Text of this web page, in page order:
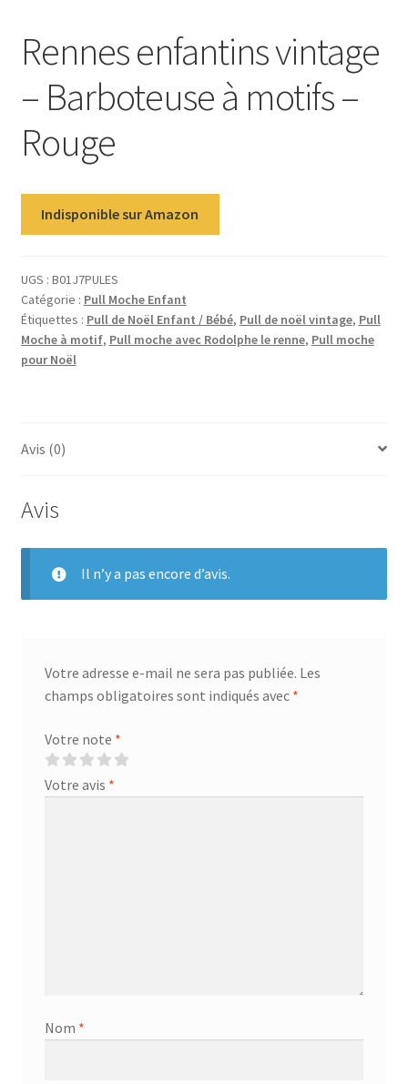
Rennes enfantins vintage
– Barboteuse à motifs –
Rouge
Indisponible sur Amazon
UGS : B01J7PULES
Catégorie : Pull Moche Enfant
Étiquettes : Pull de Noël Enfant / Bébé, Pull de noël vintage, Pull
Moche à motif, Pull moche avec Rodolphe le renne, Pull moche
pour Noël
Avis (0)
Avis
Il n’y a pas encore d’avis.
Votre adresse e-mail ne sera pas publiée. Les
champs obligatoires sont indiqués avec *
Votre note *
Votre avis *
Nom *